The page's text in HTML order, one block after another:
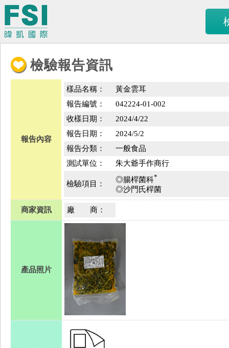
檢驗報告資訊
報告內容
樣品名稱：
黃金雲耳
報告編號：
042224-01-002
收樣日期：
2024/4/22
報告日期：
2024/5/2
報告分類：
一般食品
測試單位：
朱大爺手作商行
檢驗項目： ◎腸桿菌科*
◎沙門氏桿菌
商家資訊 廠 商：
產品照片